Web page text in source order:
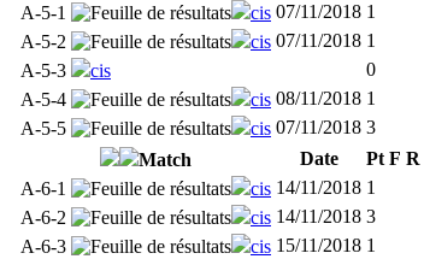
A-5-1
cis 07/11/2018 1
A-5-2
cis 07/11/2018 1
A-5-3
cis 0
A-5-4
cis 08/11/2018 1
A-5-5
cis 07/11/2018 3
Match
Date Pt F R
A-6-1
cis 14/11/2018 1
A-6-2
cis 14/11/2018 3
A-6-3
cis 15/11/2018 1